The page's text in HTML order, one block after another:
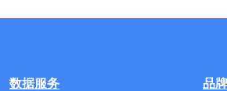
数据服务 品